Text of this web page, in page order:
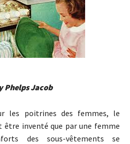
Phelps Jacob
les poitrines des femmes, le
inventé que par une femme
des sous-vêtements se